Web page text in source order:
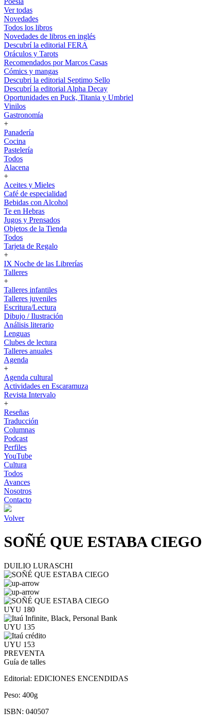
Ver todas
Novedades
Todos los libros
Novedades de libros en inglés
Descubrí la editorial FERA
Oráculos y Tarots
Recomendados por Marcos Casas
Cómics y mangas
Descubri la editorial Septimo Sello
Descubrí la editorial Alpha Decay
Oportunidades en Puck, Titania y Umbriel
Vinilos
Gastronomía
+
Panadería
Cocina
Pastelería
Todos
Alacena
+
Aceites y Mieles
Café de especialidad
Bebidas con Alcohol
Te en Hebras
Jugos y Prensados
Objetos de la Tienda
Todos
Tarjeta de Regalo
+
IX Noche de las Librerías
Talleres
+
Talleres infantiles
Talleres juveniles
Escritura/Lectura
Dibujo / Ilustración
Análisis literario
Lenguas
Clubes de lectura
Talleres anuales
Agenda
+
Agenda cultural
Actividades en Escaramuza
Revista Intervalo
+
Reseñas
Traducción
Columnas
Podcast
Perfiles
YouTube
Cultura
Todos
Avances
Nosotros
Contacto
Volver
SOÑÉ QUE ESTABA CIEGO
DUILIO LURASCHI
UYU 180
UYU 135
UYU 153
PREVENTA
Guía de talles
Editorial: EDICIONES ENCENDIDAS
Peso: 400g
ISBN: 040507